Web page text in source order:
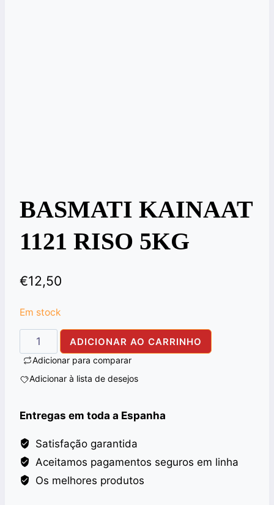
BASMATI KAINAAT
1121 RISO 5KG
€12,50
Em stock
Quantidade
de
KAINAAT
RISO
5KG
ADICIONAR AO CARRINHO
Adicionar para comparar
Adicionar à lista de desejos
Entregas em toda a Espanha
Satisfação garantida
Aceitamos pagamentos seguros em linha
Os melhores produtos